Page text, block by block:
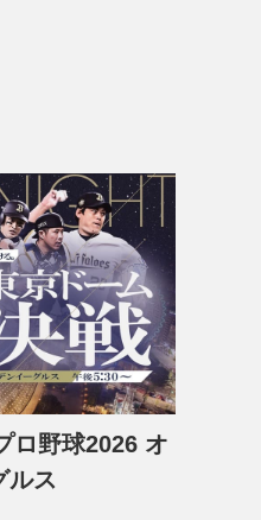
ロ野球2026 オ
ルス